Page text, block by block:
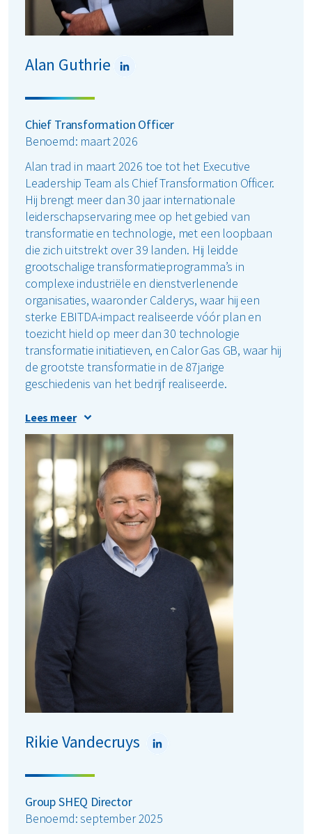
Alan Guthrie
Chief Transformation Officer
Benoemd: maart 2026
Alan trad in maart 2026 toe tot het Executive
Leadership Team als Chief Transformation Officer.
Hij brengt meer dan 30 jaar internationale
leiderschapservaring mee op het gebied van
transformatie en technologie, met een loopbaan
die zich uitstrekt over 39 landen. Hij leidde
grootschalige transformatieprogramma’s in
complexe industriële en dienstverlenende
organisaties, waaronder Calderys, waar hij een
sterke EBITDA-impact realiseerde vóór plan en
toezicht hield op meer dan 30 technologie
transformatie initiatieven, en Calor Gas GB, waar hij
de grootste transformatie in de 87jarige
geschiedenis van het bedrijf realiseerde.
Eerder in zijn carrière bekleedde Alan senior
transformatierollen bij Johnson Matthey en
mondiale leiderschapsposities bij EY, waar hij
wereldwijd grote, technologiegedreven
businesstransformatieprogramma’s aanstuurde.
Als Chief Transformation Officer is hij
verantwoordelijk voor de uitvoering van Renewi’s
transformatieroadmap en voor het waarborgen dat
strategische initiatieven een duurzame impact op
lange termijn opleveren.
Lees meer
Rikie Vandecruys
Group SHEQ Director
Benoemd: september 2025